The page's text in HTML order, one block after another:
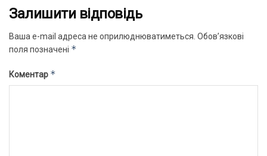
Залишити відповідь
Ваша e-mail адреса не оприлюднюватиметься. Обов’язкові
поля позначені *
Коментар *